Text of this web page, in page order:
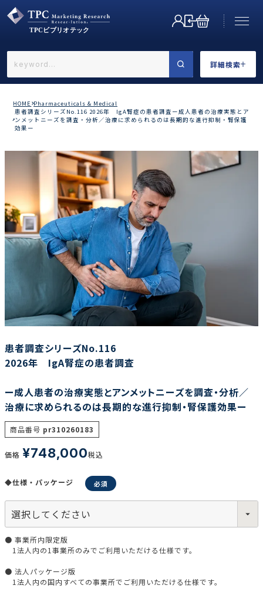
詳細検索
←戻る
業界で選ぶ
カテゴリで選ぶ
調査の種類で選ぶ
リセット 検索する
HOME Pharmaceuticals & Medical
患者調査シリーズNo.116 2026年 IgA腎症の患者調査ー成人患者の治療実態とア
ンメットニーズを調査・分析／治療に求められるのは長期的な進行抑制・腎保護
効果ー
患者調査シリーズNo.116
2026年 IgA腎症の患者調査
ー成人患者の治療実態とアンメットニーズを調査・分析／
治療に求められるのは長期的な進行抑制・腎保護効果ー
商品番号 pr310260183
価格 ¥748,000税込
◆仕様・パッケージ
● 事業所内限定版
1法人内の1事業所のみでご利用いただける仕様です。
● 法人パッケージ版
1法人内の国内すべての事業所でご利用いただける仕様です。